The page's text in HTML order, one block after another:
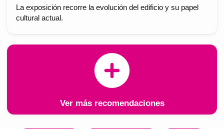
La exposición recorre la evolución del edificio y su papel
cultural actual.
Ver más recomendaciones